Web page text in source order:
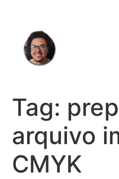
Tag:
arquivo
CMYK